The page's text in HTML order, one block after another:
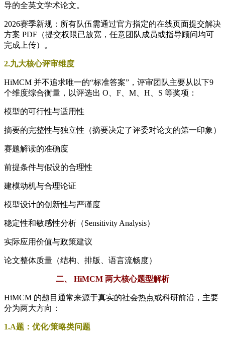
导的全英文学术论文。
2026赛季新规：所有队伍需通过官方指定的在线页面提交解决
方案 PDF（提交权限已放宽，任意团队成员或指导顾问均可
完成上传）。
2.九大核心评审维度
HiMCM 并不追求唯一的“标准答案”，评审团队主要从以下9
个维度综合衡量，以评选出 O、F、M、H、S 等奖项：
模型的可行性与适用性
摘要的完整性与独立性（摘要决定了评委对论文的第一印象）
赛题解读的准确度
前提条件与假设的合理性
建模动机与合理论证
模型设计的创新性与严谨度
稳定性和敏感性分析（Sensitivity Analysis）
实际应用价值与政策建议
论文整体质量（结构、排版、语言流畅度）
二、 HiMCM 两大核心题型解析
HiMCM 的题目通常来源于真实的社会热点或科研前沿，主要
分为两大方向：
1.A题：优化/策略类问题